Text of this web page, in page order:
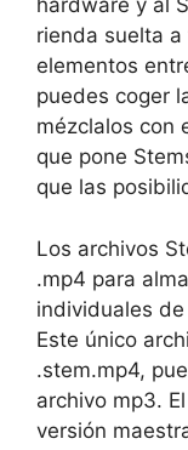
hardware y al
rienda suelta
elementos
puedes coger
mézclalos con
que pone
que las
Los archivos
.mp4 para
individuales
Este único
.stem.mp4,
archivo mp3.
versión